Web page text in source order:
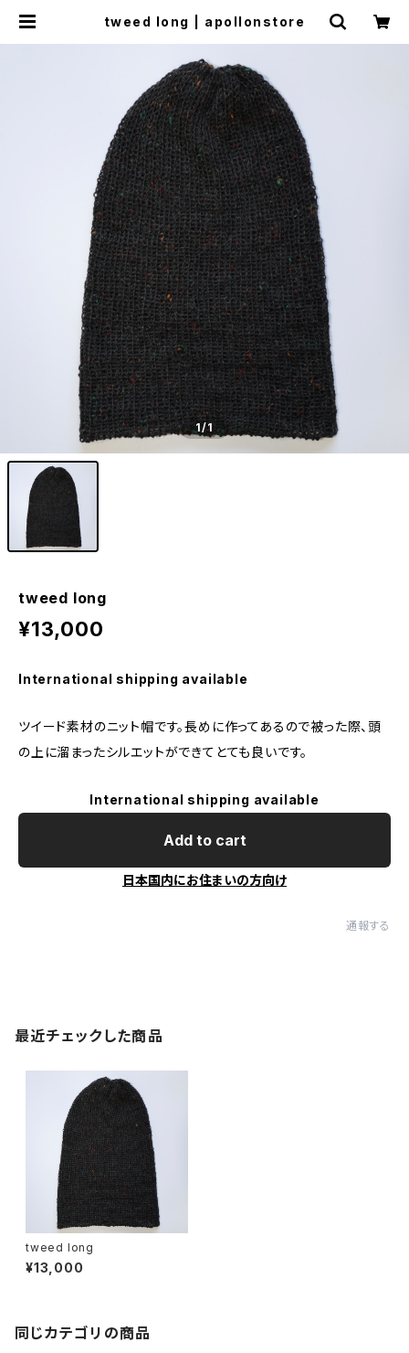
tweed long | apollonstore
1/1
tweed long
¥13,000
International shipping available
ツイード素材のニット帽です。長めに作ってあるので被った際、頭
の上に溜まったシルエットができてとても良いです。
International shipping available
Add to cart
日本国内にお住まいの方向け
通報する
最近チェックした商品
tweed long
¥13,000
同じカテゴリの商品